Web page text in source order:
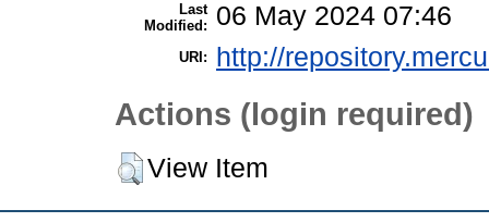
Last
Modified:
06 May 2024 07:46
URI: http://
Actions (login required)
View Item